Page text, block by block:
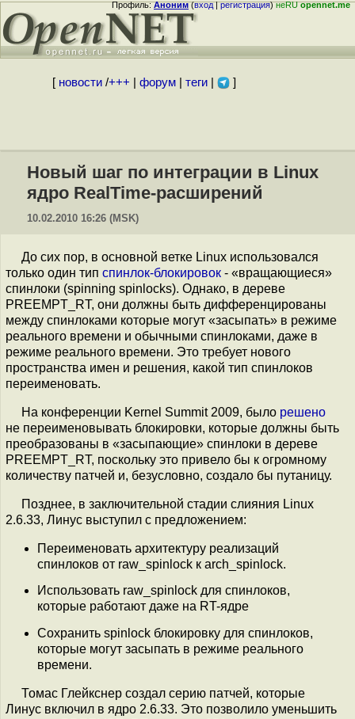
Профиль:Аноним(вход|регистрация)неRUopennet.me
[ новости/+++ форум| теги| ]
Новый шаг по интеграции в Linux
ядро RealTime-расширений
10.02.2010 16:26 (MSK)
До сих пор, в основной ветке Linux использовался
только один тип спинлок-блокировок - «вращающиеся»
спинлоки (spinning spinlocks). Однако, в дереве
PREEMPT_RT, они должны быть дифференцированы
между спинлоками которые могут «засыпать» в режиме
реального времени и обычными спинлоками, даже в
режиме реального времени. Это требует нового
пространства имен и решения, какой тип спинлоков
переименовать.
На конференции Kernel Summit 2009, было решено
не переименовывать блокировки, которые должны быть
преобразованы в «засыпающие» спинлоки в дереве
PREEMPT_RT, поскольку это привело бы к огромному
количеству патчей и, безусловно, создало бы путаницу.
Позднее, в заключительной стадии слияния Linux
2.6.33, Линус выступил с предложением:
Переименовать архитектуру реализаций
спинлоков от raw_spinlock к arch_spinlock.
Использовать raw_spinlock для спинлоков,
которые работают даже на RT-ядре
Сохранить spinlock блокировку для спинлоков,
которые могут засыпать в режиме реального
времени.
Томас Глейкснер создал серию патчей, которые
Линус включил в ядро 2.6.33. Это позволило уменьшить